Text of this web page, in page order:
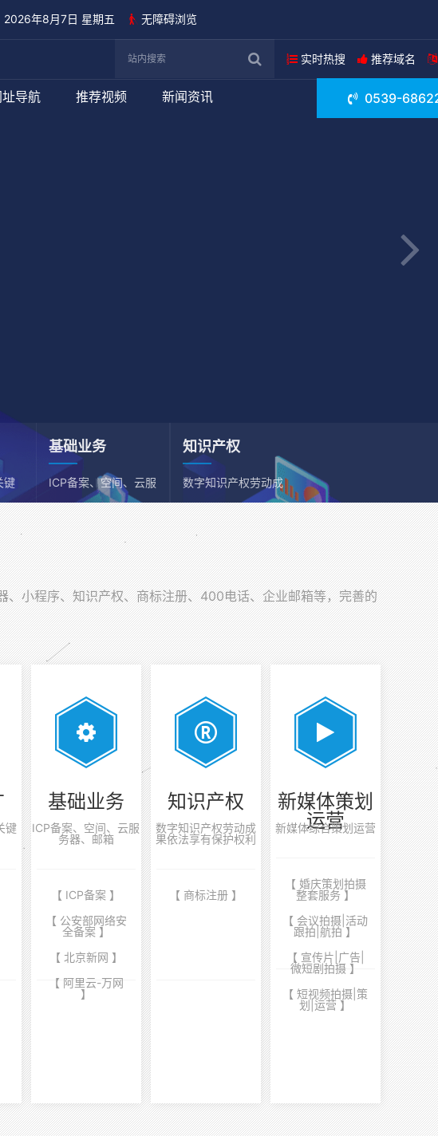
2026年8月7日 星期五 无障碍浏览
实时热搜 推荐域名
址导航 推荐视频 新闻资讯 0539-
键
基础业务
ICP备案、空间、云服
务器、邮箱
知识产权
数字知识产权劳动成
果依法享有保护权利
小程序、知识产权、商标注册、400电话、企业邮箱等，完善的
键
基础业务
ICP备案、空间、云服
务器、邮箱
【 ICP备案 】
【 公安部网络安
全备案 】
【 北京新网 】
【 阿里云-万网
】
知识产权
数字知识产权劳动成
果依法享有保护权利
【 商标注册 】
新媒体策划
运营
新媒体综合策划运营
【 婚庆策划拍摄
整套服务 】
【 会议拍摄|活动
跟拍|航拍 】
【 宣传片|广告|
微短剧拍摄 】
【 短视频拍摄|策
划|运营 】